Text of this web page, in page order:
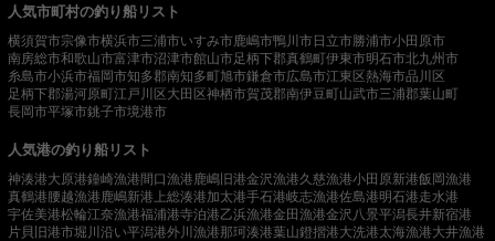
人気市町村の釣り船リスト
横須賀市宗像市横浜市三浦市いすみ市鹿嶋市鴨川市日立市勝浦市小田原市
南房総市和歌山市富津市沼津市館山市足柄下郡真鶴町伊東市明石市北九州市
糸島市小浜市福岡市知多郡南知多町旭市鎌倉市広島市江東区熱海市品川区
足柄下郡湯河原町江戸川区大田区神栖市賀茂郡南伊豆町山武市三浦郡葉山町
長岡市平塚市銚子市境港市
人気港の釣り船リスト
神湊港大原港鐘崎漁港間口漁港 鹿嶋旧港金沢漁港久慈漁港小田原新港飯岡漁港
真鶴港腰越漁港 鹿嶋新港 上総湊港加太港手石港岐志漁港佐島港明石港走水港
宇佐美港松輪江奈漁港福浦港寺泊港乙浜漁港金田漁港金沢八景平潟長井新宿港
片貝旧港市堀川沿い平潟港外川漁港那珂湊港葉山鐙摺港大洗港太海漁港大井漁港